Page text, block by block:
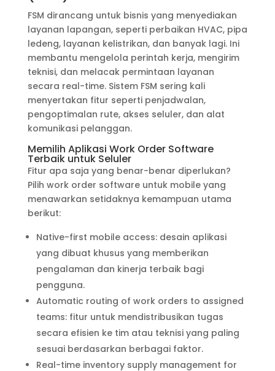
FSM dirancang untuk bisnis yang menyediakan
layanan lapangan, seperti perbaikan HVAC, pipa
ledeng, layanan kelistrikan, dan banyak lagi. Ini
membantu mengelola perintah kerja, mengirim
teknisi, dan melacak permintaan layanan
secara real-time. Sistem FSM sering kali
menyertakan fitur seperti penjadwalan,
pengoptimalan rute, akses seluler, dan alat
komunikasi pelanggan.
Memilih Aplikasi Work Order Software
Terbaik untuk Seluler
Fitur apa saja yang benar-benar diperlukan?
Pilih work order software untuk mobile yang
menawarkan setidaknya kemampuan utama
berikut:
Native-first mobile access: desain aplikasi
yang dibuat khusus yang memberikan
pengalaman dan kinerja terbaik bagi
pengguna.
Automatic routing of work orders to assigned
teams: fitur untuk mendistribusikan tugas
secara efisien ke tim atau teknisi yang paling
sesuai berdasarkan berbagai faktor.
Real-time inventory supply management for